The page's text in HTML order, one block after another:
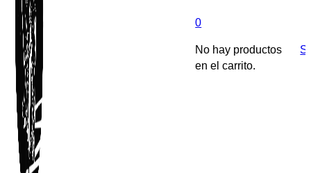
0
No hay productos
en el carrito.